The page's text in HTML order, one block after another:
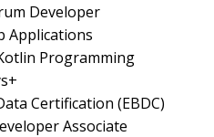
Developer
Applications
Programming
Certification (EBDC)
Associate